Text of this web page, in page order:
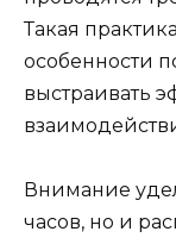
Такая
особенности
выстраивать
Внимание
часов, но и